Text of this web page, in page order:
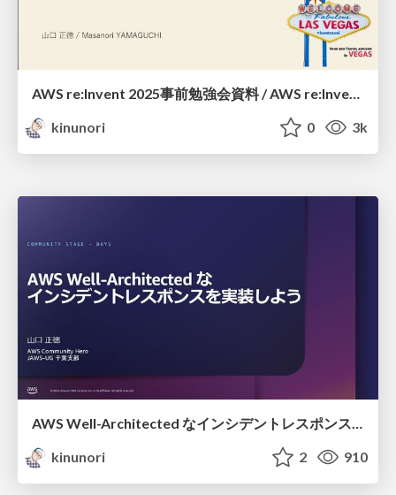
AWS re:Invent 2025事前勉強会資料 / AWS re:Invent 2025 pre study meetup
kinunori
0 3k
kinunori
2 910